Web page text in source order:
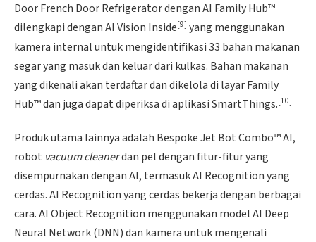
Door French Door Refrigerator dengan AI Family Hub™
dilengkapi dengan AI Vision Inside[9] yang menggunakan
kamera internal untuk mengidentifikasi 33 bahan makanan
segar yang masuk dan keluar dari kulkas. Bahan makanan
yang dikenali akan terdaftar dan dikelola di layar Family
Hub™ dan juga dapat diperiksa di aplikasi SmartThings.[10]
Produk utama lainnya adalah Bespoke Jet Bot Combo™ AI,
robot vacuum cleanerdan pel dengan fitur-fitur yang
disempurnakan dengan AI, termasuk AI Recognition yang
cerdas. AI Recognition yang cerdas bekerja dengan berbagai
cara. AI Object Recognition menggunakan model AI Deep
Neural Network (DNN) dan kamera untuk mengenali